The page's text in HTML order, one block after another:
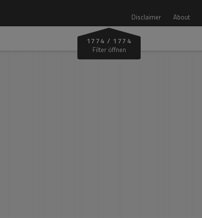
About
Disclaimer
Zone
Alle Zonen
Vinschgau
Bozen Land
Unterland
Eisacktal
Pustertal
Gadertal
Burggrafenamt
Bozen‑Leifers
Überetsch
Wipptal
Gröden
Architektur Preis
1774 / 1774
Filter öffnen